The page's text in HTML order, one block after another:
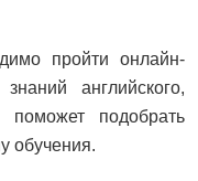
пройти онлайн-
английского,
подобрать
обучения.